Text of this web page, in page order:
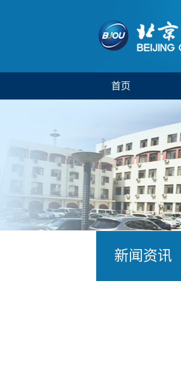
首页
新闻资讯